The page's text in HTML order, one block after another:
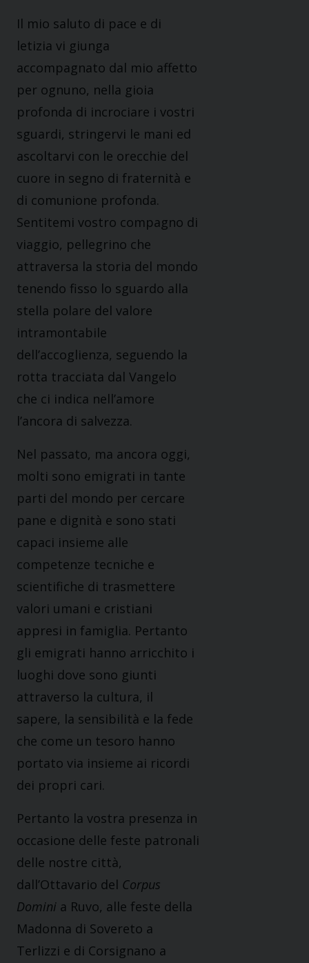
Il mio saluto di pace e di
letizia vi giunga
accompagnato dal mio affetto
per ognuno, nella gioia
profonda di incrociare i vostri
sguardi, stringervi le mani ed
ascoltarvi con le orecchie del
cuore in segno di fraternità e
di comunione profonda.
Sentitemi vostro compagno di
viaggio, pellegrino che
attraversa la storia del mondo
tenendo fisso lo sguardo alla
stella polare del valore
intramontabile
dell’accoglienza, seguendo la
rotta tracciata dal Vangelo
che ci indica nell’amore
l’ancora di salvezza.
Nel passato, ma ancora oggi,
molti sono emigrati in tante
parti del mondo per cercare
pane e dignità e sono stati
capaci insieme alle
competenze tecniche e
scientifiche di trasmettere
valori umani e cristiani
appresi in famiglia. Pertanto
gli emigrati hanno arricchito i
luoghi dove sono giunti
attraverso la cultura, il
sapere, la sensibilità e la fede
che come un tesoro hanno
portato via insieme ai ricordi
dei propri cari.
Pertanto la vostra presenza in
occasione delle feste patronali
delle nostre città,
dall’Ottavario del Corpus
Domini a Ruvo, alle feste della
Madonna di Sovereto a
Terlizzi e di Corsignano a